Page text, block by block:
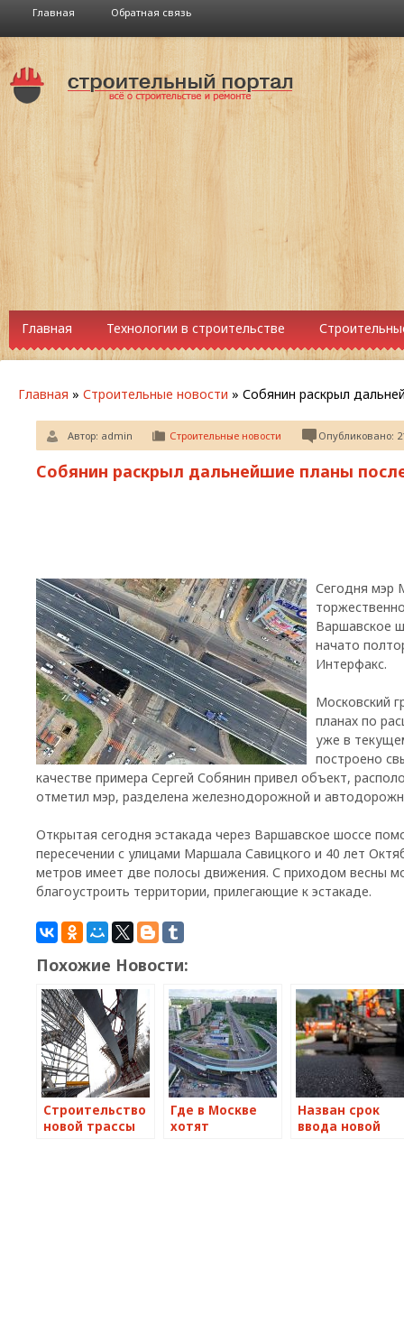
Главная Обратная связь
Главная Технологии в строительстве
Главная » Строительные новости » Собянин раскрыл
Автор: admin Строительные новости Опубликовано:
Собянин раскрыл дальнейшие планы
Сегодня мэр
Варшавское
начато
Интерфакс.
Московский
планах по
уже в
построено
качестве примера Сергей Собянин привел объект,
отметил мэр, разделена железнодорожной и
Открытая сегодня эстакада через Варшавское шоссе
пересечении с улицами Маршала Савицкого и 40 лет
метров имеет две полосы движения. С приходом весны
благоустроить территории, прилегающие к эстакаде.
Похожие Новости:
Строительство
новой трассы
Где в Москве
хотят
Назван срок
ввода новой